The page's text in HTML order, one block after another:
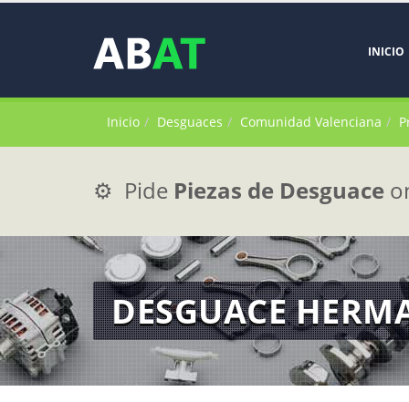
INICIO
Inicio Desguaces Comunidad Valenciana
⚙️ Pide Piezas de Desguace
DESGUACE